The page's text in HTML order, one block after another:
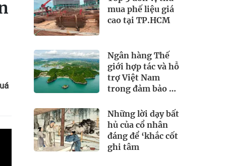
mua phế liệu giá
cao tại TP.HCM
Ngân hàng Thế
giới hợp tác và hỗ
trợ Việt Nam
trong đảm bảo an
Những lời dạy bất
hủ của cổ nhân
đáng để ‘khắc cốt
ghi tâm